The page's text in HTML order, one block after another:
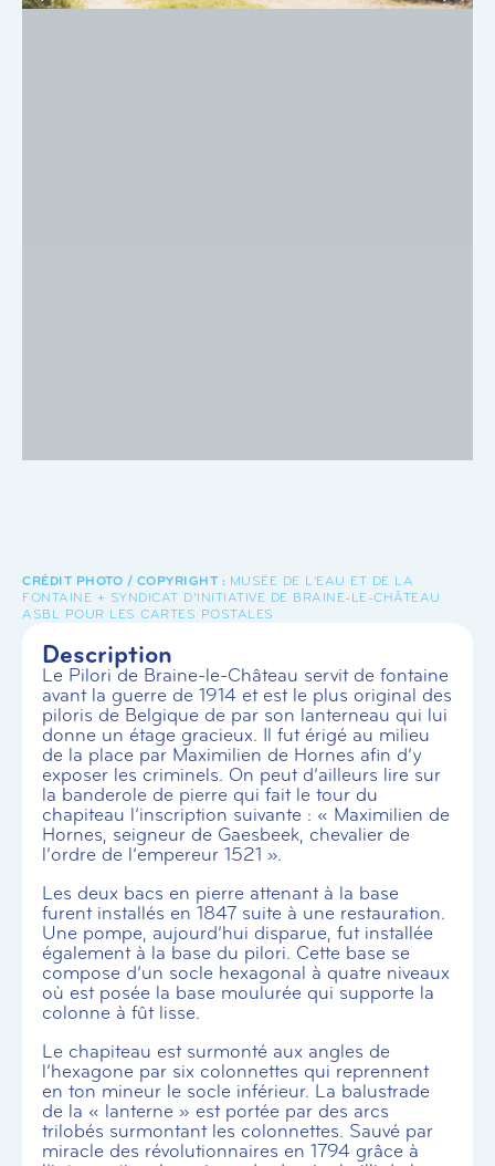
MUSÉE DE L'EAU ET DE LA
FONTAINE + SYNDICAT D’INITIATIVE DE BRAINE-LE-CHÂTEAU
ASBL POUR LES CARTES POSTALES
Description
Le Pilori de Braine-le-Château servit de fontaine
avant la guerre de 1914 et est le plus original des
piloris de Belgique de par son lanterneau qui lui
donne un étage gracieux. Il fut érigé au milieu
de la place par Maximilien de Hornes afin d’y
exposer les criminels. On peut d’ailleurs lire sur
la banderole de pierre qui fait le tour du
chapiteau l’inscription suivante : « Maximilien de
Hornes, seigneur de Gaesbeek, chevalier de
l’ordre de l’empereur 1521 ».
Les deux bacs en pierre attenant à la base
furent installés en 1847 suite à une restauration.
Une pompe, aujourd’hui disparue, fut installée
également à la base du pilori. Cette base se
compose d’un socle hexagonal à quatre niveaux
où est posée la base moulurée qui supporte la
colonne à fût lisse.
Le chapiteau est surmonté aux angles de
l’hexagone par six colonnettes qui reprennent
en ton mineur le socle inférieur. La balustrade
de la « lanterne » est portée par des arcs
trilobés surmontant les colonnettes. Sauvé par
miracle des révolutionnaires en 1794 grâce à